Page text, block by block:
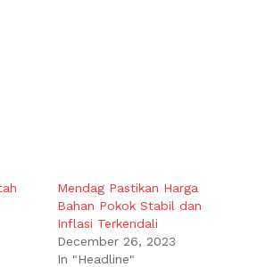
Mendag Pastikan Harga
Bahan Pokok Stabil dan
Inflasi Terkendali
December 26, 2023
In "Headline"